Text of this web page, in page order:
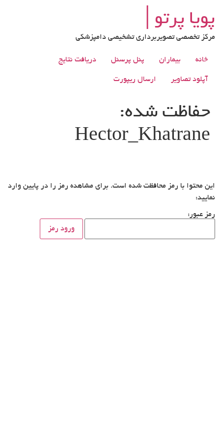
به
محتوا
پویا پرتو│
مرکز تخصصی تصویربرداری تشخیصی دامپزشکی
خانه بیماران پنل پرسنل دریافت نتایج
آپلود تصاویر ارسال ریپورت
حفاظت شده:
Hector_Khatrane
این محتوا با رمز محافظت شده است. برای مشاهده رمز را در پایین وارد
نمایید:
رمز عبور: